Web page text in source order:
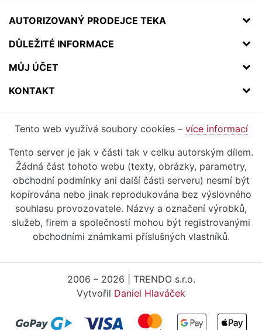
AUTORIZOVANÝ PRODEJCE TEKA
DŮLEŽITÉ INFORMACE
MŮJ ÚČET
KONTAKT
Tento web využívá soubory cookies – více informací
Tento server je jak v části tak v celku autorským dílem.
Žádná část tohoto webu (texty, obrázky, parametry,
obchodní podmínky ani další části serveru) nesmí být
kopírována nebo jinak reprodukována bez výslovného
souhlasu provozovatele. Názvy a označení výrobků,
služeb, firem a společností mohou být registrovanými
obchodními známkami příslušných vlastníků.
2006 – 2026 | TRENDO s.r.o.
Vytvořil Daniel Hlaváček